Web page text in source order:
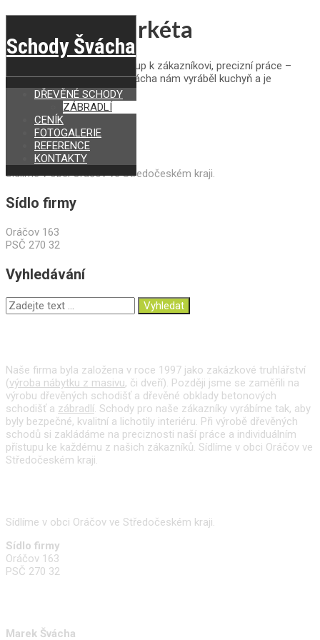
Schody Švácha
DŘEVĚNÉ SCHODY
ZÁBRADLÍ
CENÍK
FOTOGALERIE
REFERENCE
KONTAKTY
Staňková Markéta
Špičkový truhlář, super přístup k zákazníkovi, precizní práce –
mohu jen doporučit. Pan Švácha nám vyráběl kuchyň a je
nádherná.
Staňková Markéta
Kde působíme
Sídlíme v obci Oráčov ve Středočeském kraji.
Sídlo firmy
Oráčov 163
PSČ 270 32
Vyhledávání
Naše firma byla založena v roce 1997 jako zakázkové truhlářství
(výroba nábytku z masivu, či dveří). Později jsme se zaměřili na
výrobu dřevěných schodišť a dřevěné obklady betonových
schodišť a zábradlí. Schody pro naše zákazníky vyrábíme tak, aby
byly bezpečné, kvalitní a lichotily interiéru. Při výrobě dřevěných
schodů si zakládáme na preciznosti naší práce a individuálním
přístupu ke každému z našich zákazníků. Sídlíme v obci Oráčov ve
Středočeském kraji.
Sídlíme v obci Oráčov ve Středočeském kraji.
Sídlo firmy
Oráčov 163
PSČ 270 32
Marek Švácha